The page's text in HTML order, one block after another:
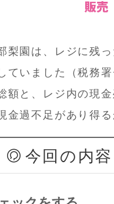
梨園は、レジに残
ていました（税務
額と、レジ内の現
金過不足があり得る
今回の内